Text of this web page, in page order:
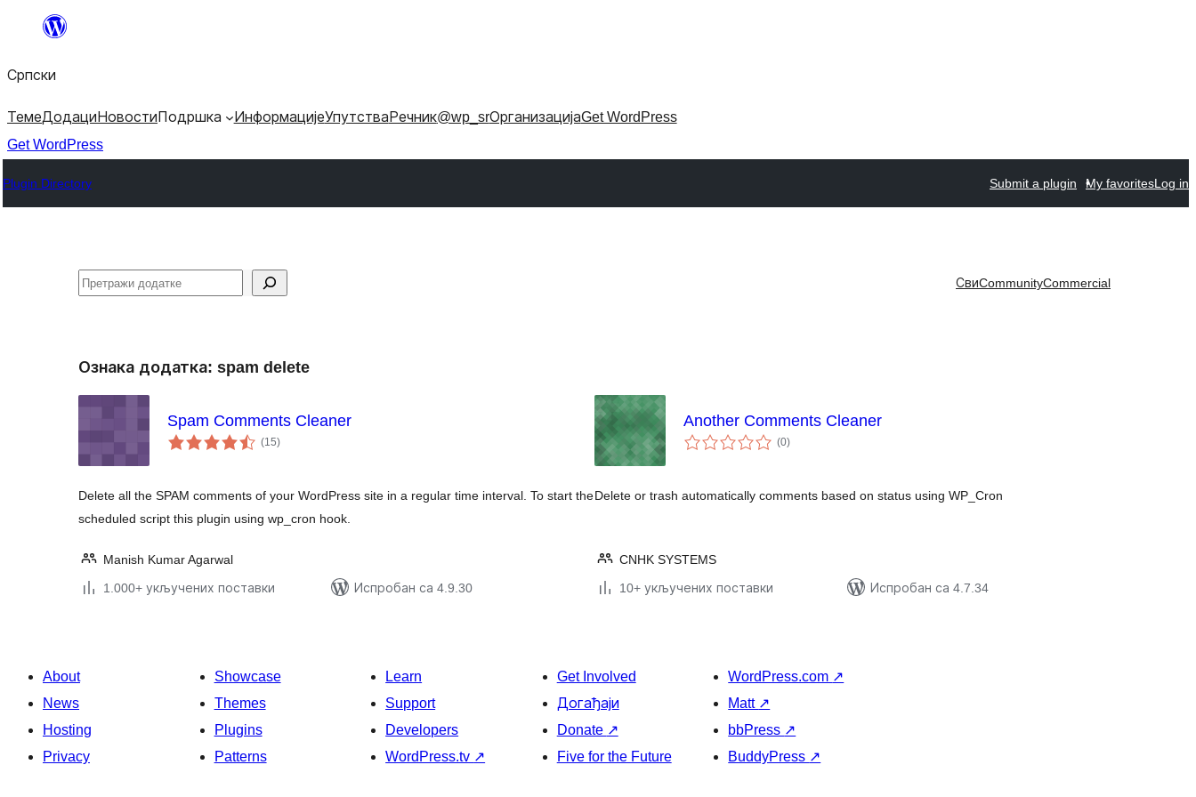
Скочи
садржај
Српски
ТемеДодаци Новости Подршка ИнформацијеУпутства Речник@wp_srОрганизацијаGet WordPress
Get WordPress
Plugin Directory Submit a plugin My favoritesLog in
Претрага СвиCommunityCommercial
Ознака додатка: spam delete
Spam Comments Cleaner
(15укупних
оцена
)
Delete all the SPAM comments of your WordPress site in a regular time interval. To start the
scheduled script this plugin using wp_cron hook.
Manish Kumar Agarwal
1.000+ укључених поставки
Испробан са 4.9.30
Another Comments Cleaner
(0укупних
оцена
)
Delete or trash automatically comments based on status using WP_Cron
CNHK SYSTEMS
10+ укључених поставки
Испробан са 4.7.34
About
News
Hosting
Privacy
Showcase
Themes
Plugins
Patterns
Learn
Support
Developers
WordPress.tv ↗
Get Involved
Догађаји
Donate ↗
Five for the Future
WordPress.com ↗
Matt ↗
bbPress ↗
BuddyPress ↗